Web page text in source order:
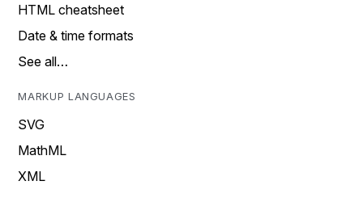
HTML cheatsheet
Date & time formats
See all…
MARKUP LANGUAGES
SVG
MathML
XML